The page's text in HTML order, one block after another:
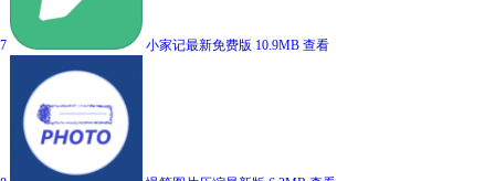
7 小家记最新免费版 10.9MB 查看